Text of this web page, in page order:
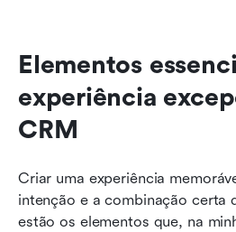
Elementos
experiência
CRM
Criar uma experiência
intenção e a combinação certa
estão os elementos que, na